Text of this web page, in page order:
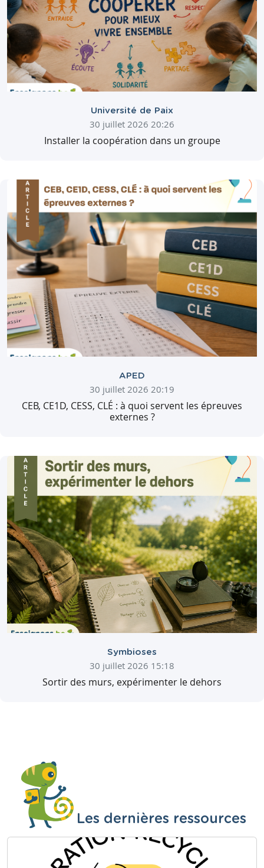
Université de Paix
30 juillet 2026 20:26
Installer la coopération dans un groupe
APED
30 juillet 2026 20:19
CEB, CE1D, CESS, CLÉ : à quoi servent les épreuves
externes ?
Symbioses
30 juillet 2026 15:18
Sortir des murs, expérimenter le dehors
Les dernières ressources